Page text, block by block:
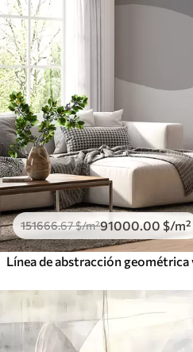
151666.67$/m²91000.00 $/m²